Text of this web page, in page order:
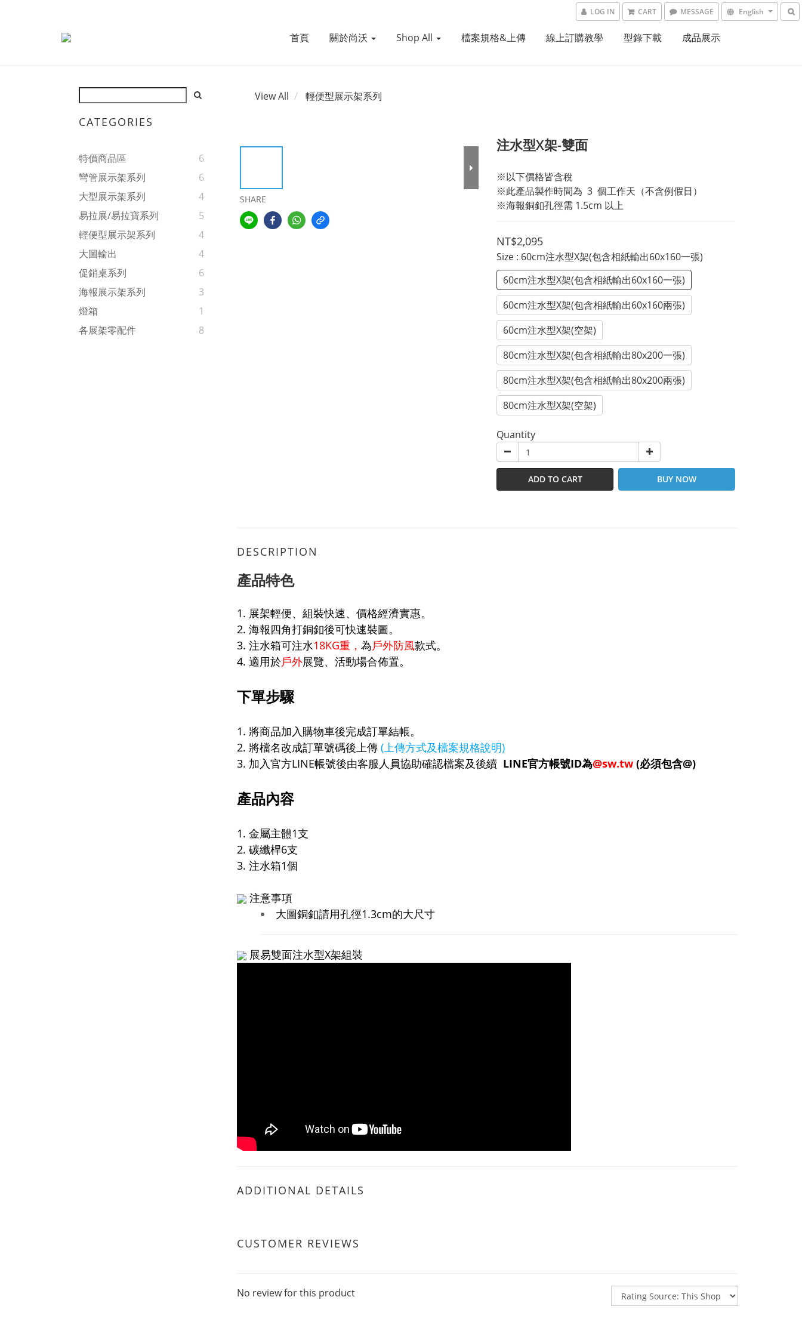
LOG IN CART MESSAGE English
首頁 關於尚沃 Shop All 檔案規格&上傳 線上訂購教學 型錄下載 成品展示
CATEGORIES
特價商品區
6
彎管展示架系列
6
大型展示架系列
4
易拉展/易拉寶系列
5
輕便型展示架系列
4
大圖輸出
4
促銷桌系列
6
海報展示架系列
3
燈箱
1
各展架零配件
8
View All 輕便型展示架系列
SHARE
注水型X架-雙面
※以下價格皆含稅
※此產品製作時間為  3  個工作天（不含例假日）
※海報銅釦孔徑需 1.5cm 以上
NT$2,095
Size : 60cm注水型X架(包含相紙輸出60x160一張)
60cm注水型X架(包含相紙輸出60x160一張)
60cm注水型X架(包含相紙輸出60x160兩張)
60cm注水型X架(空架)
80cm注水型X架(包含相紙輸出80x200一張)
80cm注水型X架(包含相紙輸出80x200兩張)
80cm注水型X架(空架)
Quantity
ADD TO CART BUY NOW
DESCRIPTION
產品特色
1. 展架輕便、組裝快速、價格經濟實惠。
2. 海報四角打銅釦後可快速裝圖。
3. 注水箱可注水18KG重， 為戶外防風款式。
4. 適用於戶外展覽、活動場合佈置。
下單步驟
1. 將商品加入購物車後完成訂單結帳。
2. 將檔名改成訂單號碼後上傳 (上傳方式及檔案規格說明)
3. 加入官方LINE帳號後由客服人員協助確認檔案及後續 LINE官方帳號ID為@sw.tw(必須包含@)
產品內容
1. 金屬主體1支
2. 碳纖桿6支
3. 注水箱1個
注意事項
大圖銅釦請用孔徑1.3cm的大尺寸
展易雙面注水型X架組裝
ADDITIONAL DETAILS
CUSTOMER REVIEWS
No review for this product